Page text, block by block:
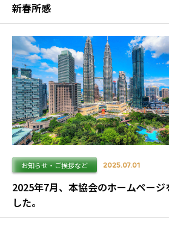
新春所感
お知らせ・ご挨拶など 2025.07.01
2025年7月、本協会のホームペー
した。